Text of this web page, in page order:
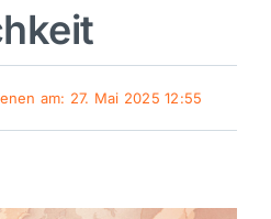
am: 27. Mai 2025 12:55